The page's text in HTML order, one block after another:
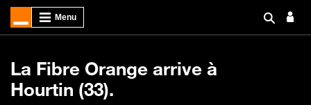
La Fibre Orange arrive à
Hourtin (33).